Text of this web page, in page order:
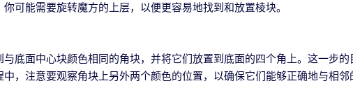
可能需要旋转魔方的上层，以便更容易地找到和放置棱块。
底面中心块颜色相同的角块，并将它们放置到底面的四个角上。这一步的
，注意要观察角块上另外两个颜色的位置，以确保它们能够正确地与相邻